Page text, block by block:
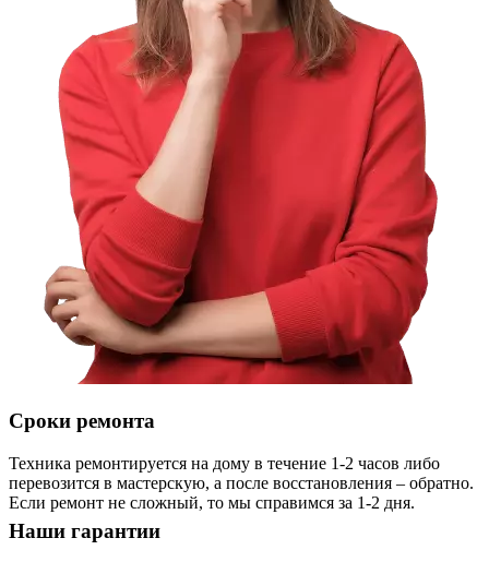
Сроки ремонта
Техника ремонтируется на дому в течение 1-2 часов либо
перевозится в мастерскую, а после восстановления – обратно.
Если ремонт не сложный, то мы справимся за 1-2 дня.
Наши гарантии